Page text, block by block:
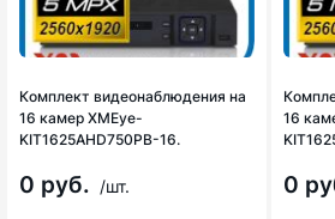
Комплект видеонаблюдения на
16 камер XMEye-
KIT1625AHD750PB-16.
0 руб. /шт.
16
0